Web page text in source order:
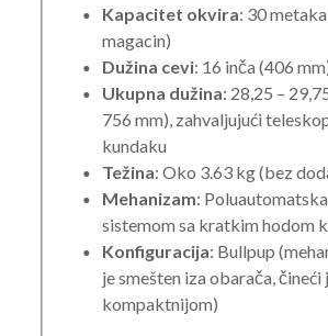
Kapacitet okvira: 30
magacin)
Dužina cevi: 16 inča (406
Ukupna dužina: 28,25 –
756 mm), zahvaljujući
kundaku
Težina: Oko 3.63 kg (bez
Mehanizam:
sistemom sa kratkim hodom
Konfiguracija: Bullpup
je smešten iza obarača, čineći
kompaktnijom)